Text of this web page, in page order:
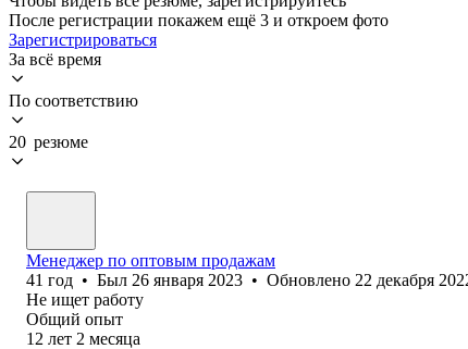
После регистрации покажем ещё 3 и откроем фото
Зарегистрироваться
За всё время
По соответствию
20 резюме
Менеджер по оптовым продажам
41 год • Был 26 января 2023 • Обновлено 22 декабря
Не ищет работу
Общий опыт
12 лет 2 месяца